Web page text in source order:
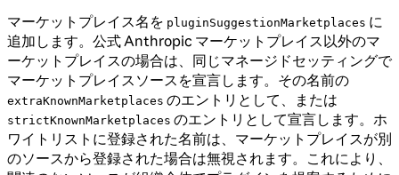
マーケットプレイス名を pluginSuggestionMarketplaces に
追加します。公式 Anthropic マーケットプレイス以外のマ
ーケットプレイスの場合は、同じマネージドセッティングで
マーケットプレイスソースを宣言します。その名前の
extraKnownMarketplaces のエントリとして、または
strictKnownMarketplaces のエントリとして宣言します。ホ
ワイトリストに登録された名前は、マーケットプレイスが別
のソースから登録された場合は無視されます。これにより、